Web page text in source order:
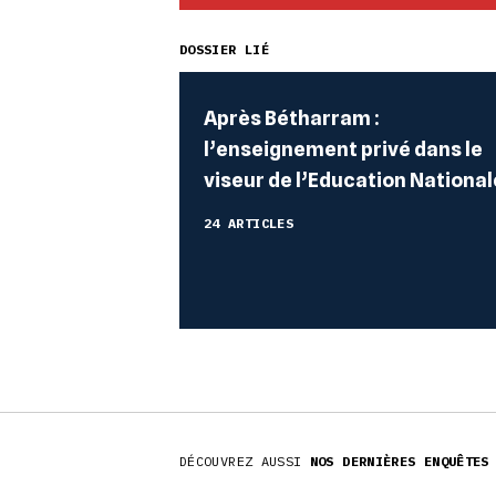
DOSSIER LIÉ
Après Bétharram :
l’enseignement privé dans le
viseur de l’Education
24 ARTICLES
DÉCOUVREZ AUSSI NOS DERNIÈRES ENQUÊTES